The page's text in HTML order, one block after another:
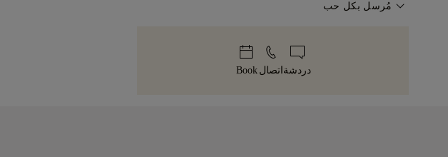
بنسبة 5%، وهي مماثلة لسعر ضريبة القيمة المضافة المحلية
أثناء الشحن والتوصيل. إذا لم تكن راضياً تماماً عن مشترياتك،
يمكنك إرجاعها أو استبدالها في أقل من 30 يوماً.
مُرسل بكل حب
في علبتنا الصفراء المميزة، مغلفة بعناية وجاهزة للحظة
دردشة اتصال Book